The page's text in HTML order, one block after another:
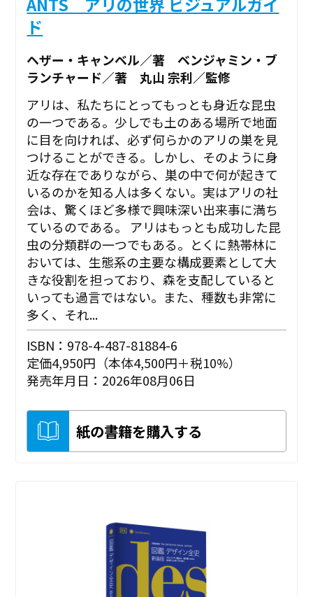
ド
ヘザー・キャンベル／著 ベンジャミン・ブ
ランチャード／著 丸山 宗利／監修
アリは、私たちにとってもっとも身近な昆虫
の一つである。少しでも土のある場所で地面
に目を向ければ、必ず何らかのアリの巣を見
つけることができる。しかし、そのように身
近な存在でありながら、巣の中で何が起きて
いるのかを知る人は多くない。実はアリの社
会は、驚くほど多様で興味深い出来事に満ち
ているのである。 アリはもっとも成功した昆
虫の分類群の一つでもある。とくに熱帯林に
おいては、生態系の主要な構成要素として大
きな役割を担っており、森を支配していると
いっても過言ではない。また、種数も非常に
多く、それ...
ISBN：978-4-487-81884-6
定価4,950円（本体4,500円＋税10%）
発売年月日：2026年08月06日
紙の書籍を購入する